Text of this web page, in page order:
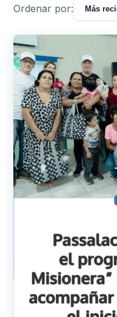
Ordenar por: